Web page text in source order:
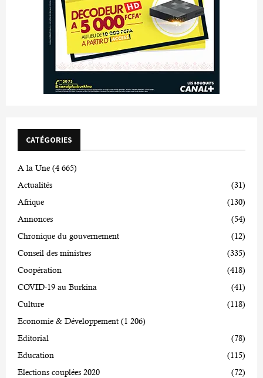
CATÉGORIES
A la Une (4 665)
Actualités
(31)
Afrique
(130)
Annonces
(54)
Chronique du gouvernement
(12)
Conseil des ministres
(335)
Coopération
(418)
COVID-19 au Burkina
(41)
Culture
(118)
Economie & Développement (1 206)
Editorial
(78)
Education
(115)
Elections couplées 2020
(72)